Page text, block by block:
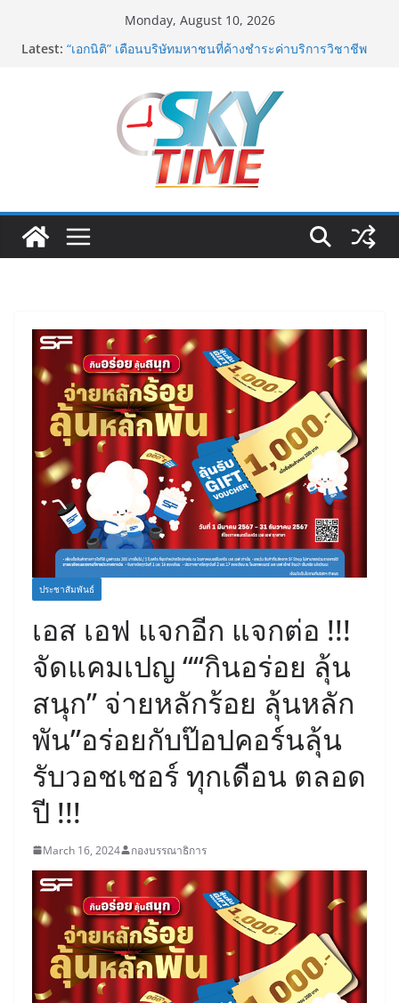
Monday, August 10, 2026
Latest: “เอกนิติ” เตือนบริษัทมหาชนที่ค้างชำระค่าบริการวิชาชีพ
อาจเข้าข่ายรายงานข้อมูลอันเป็นเท็จ
พิตบลู ศิษย์ทรายทอง กำปั้นดาวรุ่งวัย 15 ปีตัวแทน
จ.พะเยาควงกำปั้นชนะน็อค ณัฐพัฒน์ ทองไสล กำปั้นรุ่นพี่
วัย 19 ปีตัวแทน จ.สมุทรสาคร ผ่านเข้ารอบ 8 คนสุดท้าย
มวยรอบโกลบอลเฮ้าส์ สู่บัลลังก์โลก 108 ปอนด์ในศึก
มวยไทย SUPER CHAMP
เปิดม่าน “สุริยะเทวะ อวอร์ด 2026” สะเทือนวงการ! ผุด
“ตุ๊กตาทองคำ” แห่งคุณความดี มูลค่าต้นแบบกว่าแสนบาท
ระดมคนบันเทิง-นักธุรกิจไทยเทศร่วมงานคับคั่ง
สวธ. จัดงานมหกรรมนิทรรศการศิลปะแห่งชาติ และแลก
ททท. ภูมิภาคภาคตะวันออก ชูความสำเร็จ “Agent Fam
Trip: Give & Go East” ปลื้มผู้ประกอบการตอบรับเยี่ยม
พร้อมต่อยอดขายแพ็กเกจ Corporate กระตุ้นเศรษฐกิจ
ประชาสัมพันธ์
เอส เอฟ แจกอีก แจกต่อ !!!
จัดแคมเปญ ““กินอร่อย ลุ้น
สนุก” จ่ายหลักร้อย ลุ้นหลัก
พัน”อร่อยกับป๊อปคอร์นลุ้น
รับวอชเชอร์ ทุกเดือน ตลอด
ปี !!!
March 16, 2024 กองบรรณาธิการ